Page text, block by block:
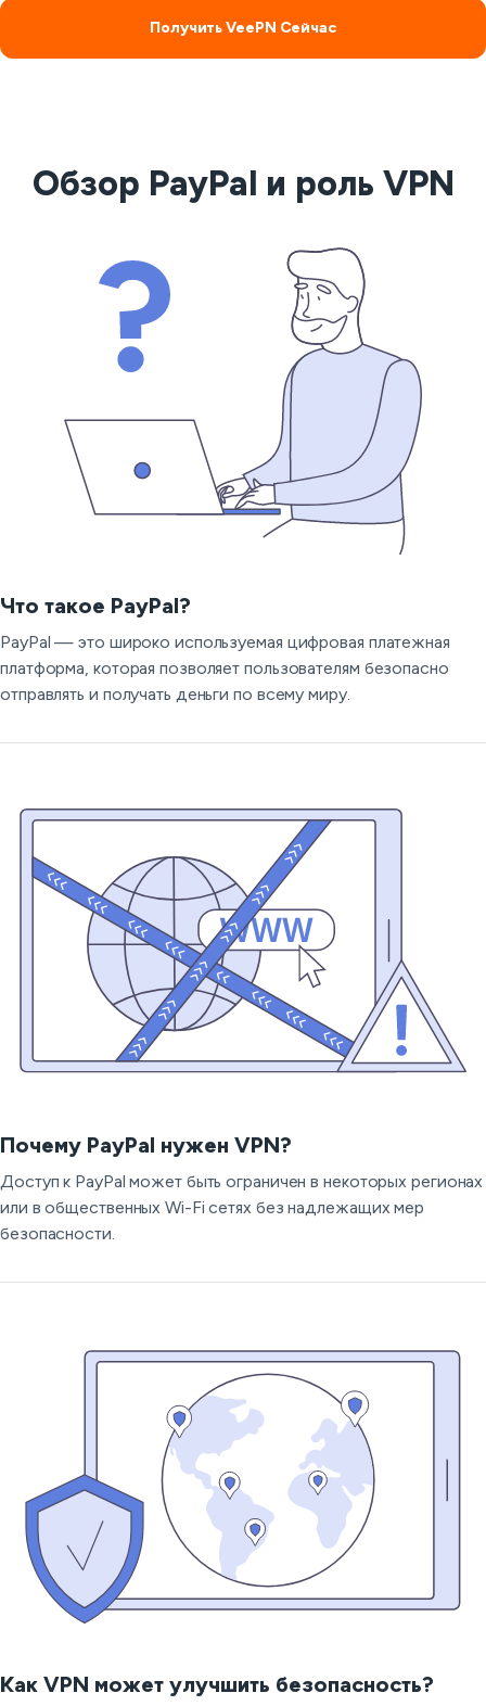
Получить VeePN Сейчас
Обзор PayPal и роль VPN
Что такое PayPal?
PayPal — это широко используемая цифровая платежная
платформа, которая позволяет пользователям безопасно
отправлять и получать деньги по всему миру.
Почему PayPal нужен VPN?
Доступ к PayPal может быть ограничен в некоторых регионах
или в общественных Wi-Fi сетях без надлежащих мер
безопасности.
Как VPN может улучшить безопасность?